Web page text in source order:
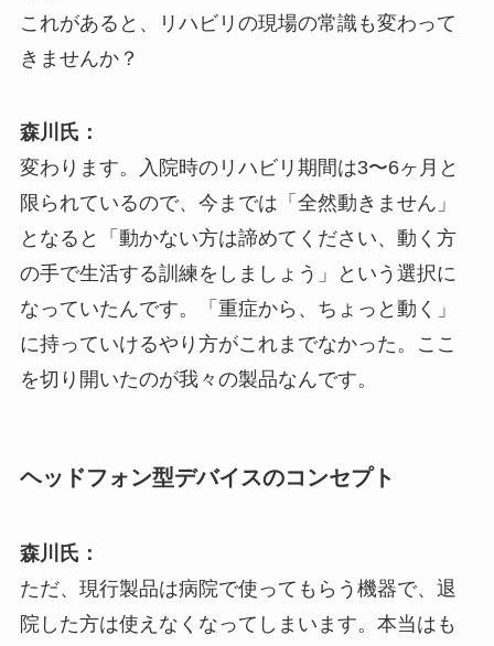
これがあると、リハビリの現場の常識も変わって
きませんか？
森川氏：
変わります。入院時のリハビリ期間は3〜6ヶ月と
限られているので、今までは「全然動きません」
となると「動かない方は諦めてください、動く方
の手で生活する訓練をしましょう」という選択に
なっていたんです。「重症から、ちょっと動く」
に持っていけるやり方がこれまでなかった。ここ
を切り開いたのが我々の製品なんです。
ヘッドフォン型デバイスのコンセプト
森川氏：
ただ、現行製品は病院で使ってもらう機器で、退
院した方は使えなくなってしまいます。本当はも